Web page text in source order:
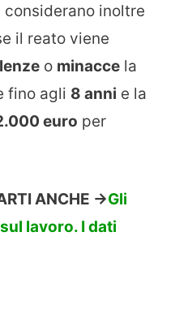
inoltre
il reato viene
o minacce la
fino agli 8 anni e la
euro per
ANCHE ->Gli
lavoro. I dati